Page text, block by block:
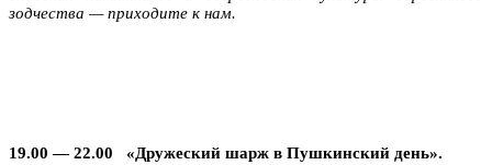
зодчества — приходите к нам.
19.00 — 22.00 «Дружеский шарж в Пушкинский день».